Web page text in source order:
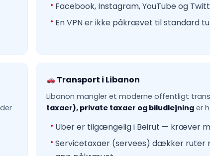
Facebook, Instagram, YouTube og
En VPN er ikke påkrævet til standard
Transport i Libanon
Libanon mangler et moderne offentligt
taxaer), private taxaer og biludlejning er
Uber er tilgængelig i Beirut — kræver
Servicetaxaer (servees) dækker ruter